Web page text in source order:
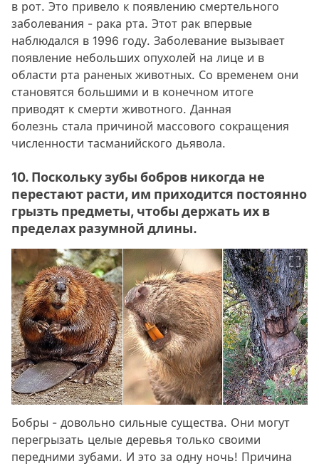
в рот. Это привело к появлению смертельного
заболевания - рака рта. Этот рак впервые
наблюдался в 1996 году. Заболевание вызывает
появление небольших опухолей на лице и в
области рта раненых животных. Со временем они
становятся большими и в конечном итоге
приводят к смерти животного. Данная
болезнь стала причиной массового сокращения
численности тасманийского дьявола.
10. Поскольку зубы бобров никогда не
перестают расти, им приходится постоянно
грызть предметы, чтобы держать их в
пределах разумной длины.
Бобры - довольно сильные существа. Они могут
перегрызать целые деревья только своими
передними зубами. И это за одну ночь! Причина